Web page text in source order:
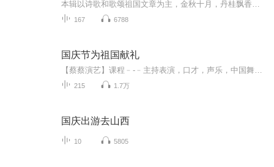
167 6788
国庆节为祖国献礼
215 1.7万
国庆出游去山西
10 5805